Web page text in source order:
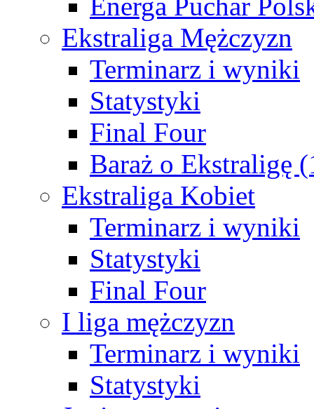
Ekstraliga Mężczyzn
Terminarz i wyniki
Statystyki
Final Four
Baraż o Ekstraligę
Ekstraliga Kobiet
Terminarz i wyniki
Statystyki
Final Four
I liga mężczyzn
Terminarz i wyniki
Statystyki